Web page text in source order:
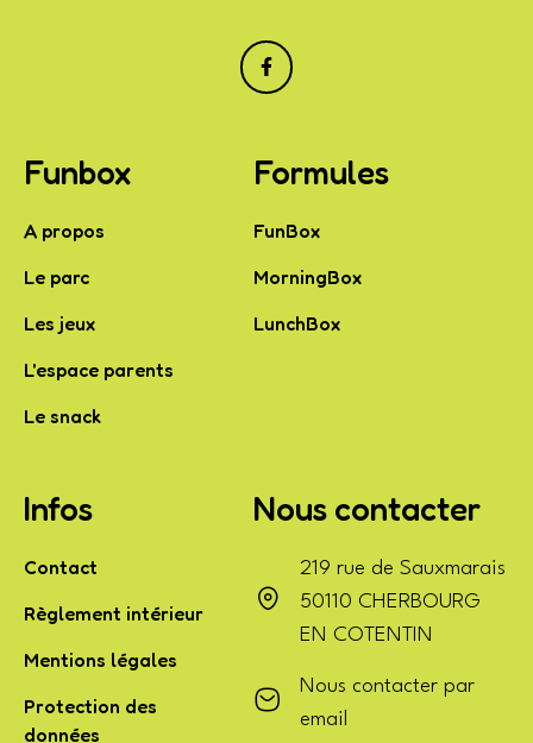
Funbox
A propos
Le parc
Les jeux
L'espace parents
Le snack
Formules
FunBox
MorningBox
LunchBox
Infos
Contact
Règlement intérieur
Mentions légales
Protection des
données
Nous contacter
219 rue de Sauxmarais
50110 CHERBOURG
EN COTENTIN
Nous contacter par
email